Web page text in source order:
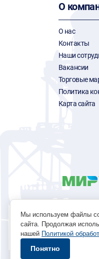
О
О нас
Контакты
Наши
Вакансии
Торговые
Политика
Карта сайта
Политика
© 1996 -
Мы используем файлы
сайта. Продолжая
нашей Политикой
Понятно